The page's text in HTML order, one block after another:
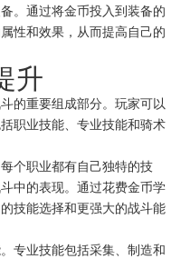
。通过将金币投入到装备的
性和效果，从而提高自己的
升
的重要组成部分。玩家可以
职业技能、专业技能和骑术
个职业都有自己独特的技
中的表现。通过花费金币学
技能选择和更强大的战斗能
专业技能包括采集、制造和